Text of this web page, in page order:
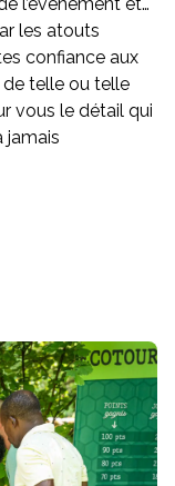
les atouts
confiance aux
telle ou telle
vous le détail qui
jamais